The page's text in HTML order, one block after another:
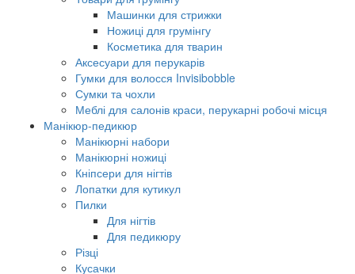
Машинки для стрижки
Ножиці для грумінгу
Косметика для тварин
Аксесуари для перукарів
Гумки для волосся Invisibobble
Сумки та чохли
Меблі для салонів краси, перукарні робочі місця
Манікюр-педикюр
Манікюрні набори
Манікюрні ножиці
Кніпсери для нігтів
Лопатки для кутикул
Пилки
Для нігтів
Для педикюру
Різці
Кусачки